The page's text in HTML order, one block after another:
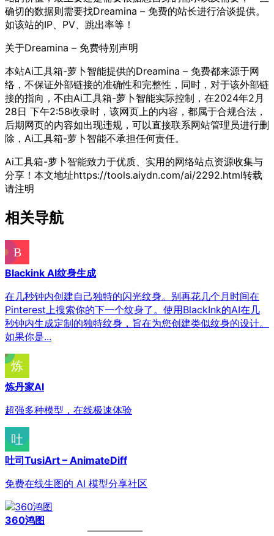
确切的数据则需要找Dreamina – 免费的站长进行洽谈提供。
如该站的IP、PV、跳出率等！
关于Dreamina – 免费特别声明
本站Ai工具箱-萝卜智能提供的Dreamina – 免费都来源于网
络，不保证外部链接的准确性和完整性，同时，对于该外部链
接的指向，不由Ai工具箱-萝卜智能实际控制，在2024年2月
28日 下午2:58收录时，该网页上的内容，都属于合规合法，
后期网页的内容如出现违规，可以直接联系网站管理员进行删
除，Ai工具箱-萝卜智能不承担任何责任。
Ai工具箱-萝卜智能致力于优质、实用的网络站点资源收集与
分享！ 本文地址https://tools.aiydn.com/ai/2292.html转载
请注明
相关导航
Blackink AI纹身生成
在几秒钟内创建自己独特的闪光纹身。别再花几个月时间在
Pinterest上搜索你的下一个纹身了。使用BlackInk的AI在几
秒钟内生成定制的独特纹身，旨在为您创建类似纹身的设计。
如果你是...
炼丹家AI
超强多种模型，在线极速体验
吐司TusiArt – AnimateDiff
免费在线生图的 AI 模型分享社区
360鸿图